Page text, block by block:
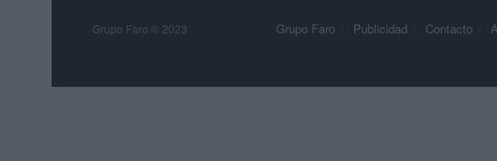
Grupo Faro Publicidad Contacto
Grupo Faro © 2023